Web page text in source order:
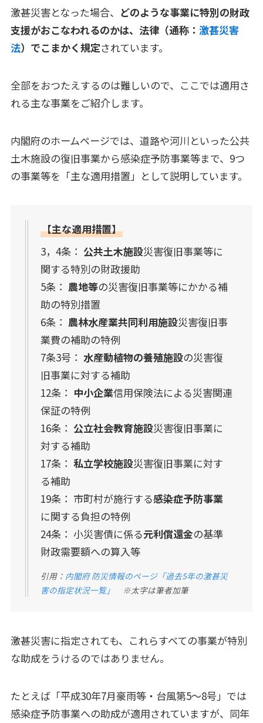
激甚災害となった場合、 どのような事業に特別の財政
支援がおこなわれるのかは、法律（通称： 激甚災害
法）でこまかく規定されています。
全部をおつたえするのは難しいので、ここでは適用さ
れる主な事業をご紹介します。
内閣府のホームページでは、道路や河川といった公共
土木施設の復旧事業から感染症予防事業等まで、9つ
の事業等を「主な適用措置」として説明しています。
【主な適用措置】
3，4条： 公共土木施設災害復旧事業等に
関する特別の財政援助
5条： 農地等の災害復旧事業等にかかる補
助の特別措置
6条： 農林水産業共同利用施設災害復旧事
業費の補助の特例
7条3号： 水産動植物の養殖施設の災害復
旧事業に対する補助
12条： 中小企業信用保険法による災害関連
保証の特例
16条： 公立社会教育施設災害復旧事業に
対する補助
17条： 私立学校施設災害復旧事業に対す
る補助
19条： 市町村が施行する感染症予防事業
に関する負担の特例
24条： 小災害債に係る元利償還金の基準
財政需要額への算入等
引用： 内閣府 防災情報のページ「過去5年の激甚災
害の指定状況一覧」
※太字は筆者加筆
激甚災害に指定されても、これらすべての事業が特別
な助成をうけるのではありません。
たとえば「平成30年7月豪雨等・台風第5～8号」では
感染症予防事業への助成が適用されていますが、同年